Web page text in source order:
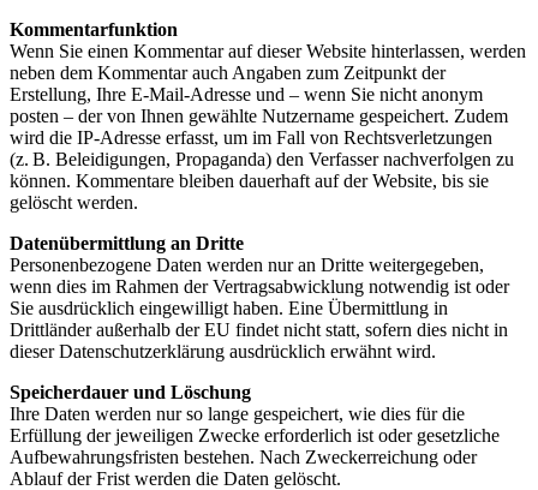
Kommentarfunktion
Wenn Sie einen Kommentar auf dieser Website hinterlassen, werden
neben dem Kommentar auch Angaben zum Zeitpunkt der
Erstellung, Ihre E-Mail-Adresse und – wenn Sie nicht anonym
posten – der von Ihnen gewählte Nutzername gespeichert. Zudem
wird die IP-Adresse erfasst, um im Fall von Rechtsverletzungen
(z. B. Beleidigungen, Propaganda) den Verfasser nachverfolgen zu
können. Kommentare bleiben dauerhaft auf der Website, bis sie
gelöscht werden.
Datenübermittlung an Dritte
Personenbezogene Daten werden nur an Dritte weitergegeben,
wenn dies im Rahmen der Vertragsabwicklung notwendig ist oder
Sie ausdrücklich eingewilligt haben. Eine Übermittlung in
Drittländer außerhalb der EU findet nicht statt, sofern dies nicht in
dieser Datenschutzerklärung ausdrücklich erwähnt wird.
Speicherdauer und Löschung
Ihre Daten werden nur so lange gespeichert, wie dies für die
Erfüllung der jeweiligen Zwecke erforderlich ist oder gesetzliche
Aufbewahrungsfristen bestehen. Nach Zweckerreichung oder
Ablauf der Frist werden die Daten gelöscht.